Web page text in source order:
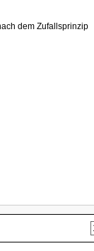
dem Zufallsprinzip